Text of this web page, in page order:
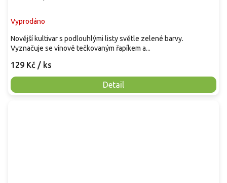
Vyprodáno
129 Kč / ks
Detail
Novější kultivar s podlouhlými listy světle zelené barvy.
Vyznačuje se vínově tečkovaným řapíkem a...